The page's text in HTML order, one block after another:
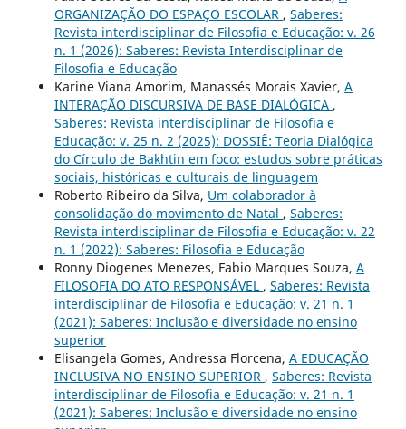
ORGANIZAÇÃO DO ESPAÇO ESCOLAR , Saberes:
Revista interdisciplinar de Filosofia e Educação: v. 26
n. 1 (2026): Saberes: Revista Interdisciplinar de
Filosofia e Educação
Karine Viana Amorim, Manassés Morais Xavier, A
INTERAÇÃO DISCURSIVA DE BASE DIALÓGICA ,
Saberes: Revista interdisciplinar de Filosofia e
Educação: v. 25 n. 2 (2025): DOSSIÊ: Teoria Dialógica
do Círculo de Bakhtin em foco: estudos sobre práticas
sociais, históricas e culturais de linguagem
Roberto Ribeiro da Silva, Um colaborador à
consolidação do movimento de Natal , Saberes:
Revista interdisciplinar de Filosofia e Educação: v. 22
n. 1 (2022): Saberes: Filosofia e Educação
Ronny Diogenes Menezes, Fabio Marques Souza, A
FILOSOFIA DO ATO RESPONSÁVEL , Saberes: Revista
interdisciplinar de Filosofia e Educação: v. 21 n. 1
(2021): Saberes: Inclusão e diversidade no ensino
superior
Elisangela Gomes, Andressa Florcena, A EDUCAÇÃO
INCLUSIVA NO ENSINO SUPERIOR , Saberes: Revista
interdisciplinar de Filosofia e Educação: v. 21 n. 1
(2021): Saberes: Inclusão e diversidade no ensino